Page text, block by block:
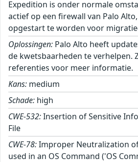
Expedition is onder normale
actief op een firewall van Palo
opgestart te worden voor
Oplossingen: Palo Alto heeft
de kwetsbaarheden te verhelpen.
referenties voor meer informatie.
Kans: medium
Schade: high
CWE-532:Insertion of Sensitive
File
CWE-78:Improper Neutralization
used in an OS Command ('OS